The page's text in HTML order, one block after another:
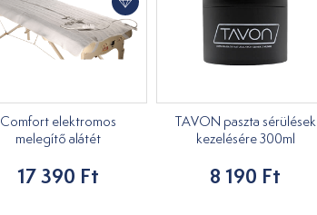
Comfort elektromos
melegítő alátét
17 390 Ft
TAVON paszta sérülések
kezelésére 300ml
8 190 Ft